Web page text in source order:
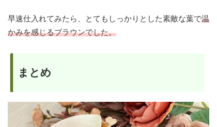
早速仕入れてみたら、とてもしっかりとした素敵な葉で温
かみを感じるブラウンでした。
まとめ